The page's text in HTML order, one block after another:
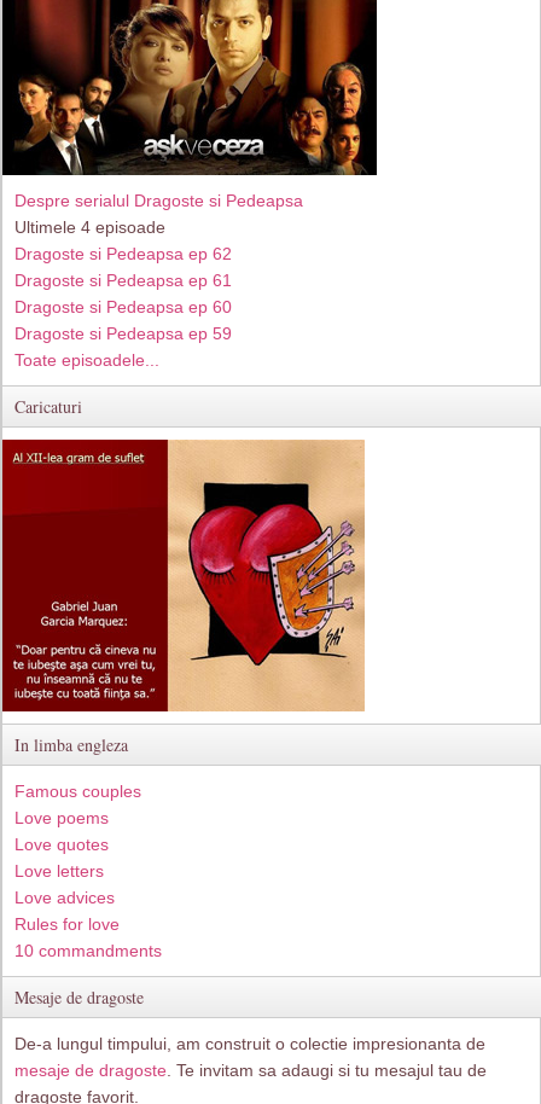
Despre serialul Dragoste si Pedeapsa
Ultimele 4 episoade
Dragoste si Pedeapsa ep 62
Dragoste si Pedeapsa ep 61
Dragoste si Pedeapsa ep 60
Dragoste si Pedeapsa ep 59
Toate episoadele...
Caricaturi
In limba engleza
Famous couples
Love poems
Love quotes
Love letters
Love advices
Rules for love
10 commandments
Mesaje de dragoste
De-a lungul timpului, am construit o colectie impresionanta de
mesaje de dragoste . Te invitam sa adaugi si tu mesajul tau de
dragoste favorit.